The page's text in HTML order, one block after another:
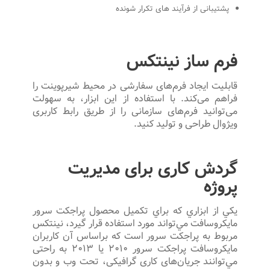
پشتیبانی از فرآیند های تکرار شونده
فرم ساز نینتکس
قابلیت ایجاد فرم‌های سفارشی در محیط شیرپوینت را
فراهم می‌كند. با استفاده از این ابزار، به سهولت
می‌توانید فرم‌های سازمانی را از طریق رابط کاربری
ویژوال طراحی و تولید كنيد.
گردش کاری برای مدیریت
پروژه
يكي از ابزاري كه براي تكميل محصول پراجكت سرور
مايكروسافت مي‌تواند مورد استفاده قرار گيرد، نينتكس
مربوط به پراجكت سرور است كه براساس آن کاربران
مایکروسافت پراجکت سرور ۲۰۱۰ یا ۲۰۱۳ به راحتی
مي‌توانند جریان‌های کاری گرافیکی، تحت وب و بدون